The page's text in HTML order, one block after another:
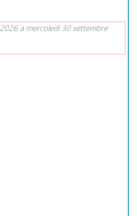
a mercoledì 30 settembre